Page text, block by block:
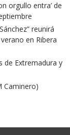
orgullo entra’ de
reunirá
en Ribera
de Extremadura y
Caminero)